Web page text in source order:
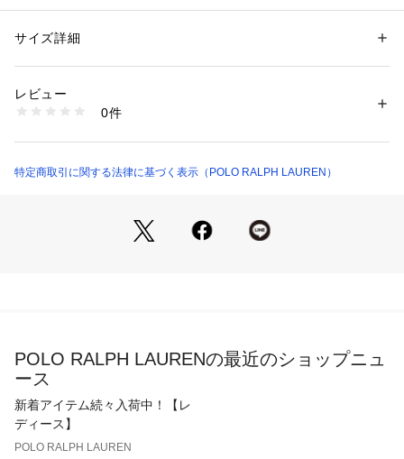
ディテール、内側を接合した構造でさりげないエクエステリア
ハードウェアに、シグネチャーのポニーのシルエットをカット
ディテール / クロスボディストラップとしても装着可能
は、前後どちらに配置することも、タックインも可能
・パイピングを施したダブルピローガセット構造で2つのコン
性別：レディース
素材：-
洗濯：-
※詳しい洗濯方法については、商品の品質表示タグをご覧ください
WAPOBAG02V20199 （ショップ）
サイズ詳細
レビュー
0件
特定商取引に関する法律に基づく表示（POLO RALPH LAUREN）
POLO RALPH LAURENの最近のショップニュ
ース
新着アイテム続々入荷中！【レ
ディース】
POLO RALPH LAUREN